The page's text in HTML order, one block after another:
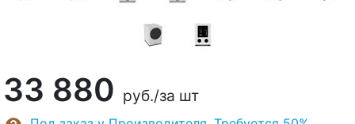
33 880 руб./за шт